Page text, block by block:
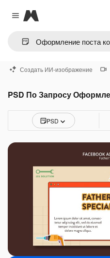
Close menu
Magnific
Создать ИИ-изображение
PSD